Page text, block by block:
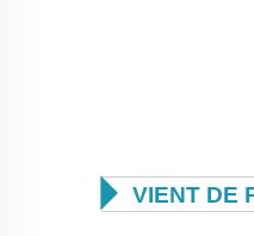
 VIENT DE